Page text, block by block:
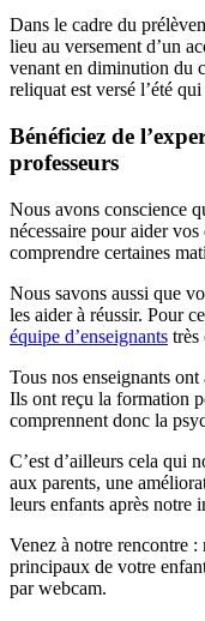
Dans le cadre du
lieu au versement d’un
venant en diminution du
reliquat est versé l’été
Bénéficiez de
professeurs
Nous avons conscience
nécessaire pour aider
comprendre certaines
Nous savons aussi que
les aider à réussir. Pour
équipe d’enseignants très
Tous nos enseignants
Ils ont reçu la formation
comprennent donc la
C’est d’ailleurs cela qui
aux parents, une
leurs enfants après notre
Venez à notre rencontre :
principaux de votre
par webcam.